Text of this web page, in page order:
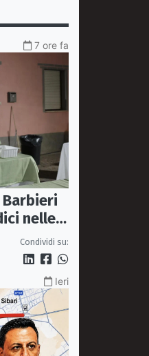
7 ore fa
Barbieri
nelle
Condividi su:
Ieri